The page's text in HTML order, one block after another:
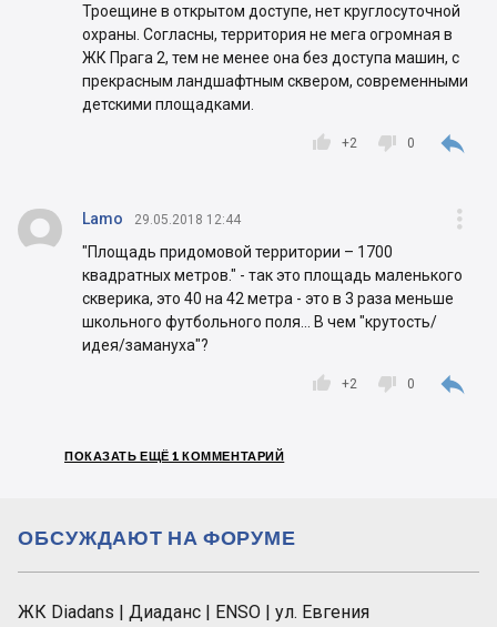
Троещине в открытом доступе, нет круглосуточной
охраны. Согласны, территория не мега огромная в
ЖК Прага 2, тем не менее она без доступа машин, с
прекрасным ландшафтным сквером, современными
детскими площадками.

 0
 +2
 Lamo 29.05.2018 12:44 
"Площадь придомовой территории – 1700
квадратных метров." - так это площадь маленького
скверика, это 40 на 42 метра - это в 3 раза меньше
школьного футбольного поля... В чем "крутость/
идея/замануха"?

 0
 +2
ПОКАЗАТЬ ЕЩЁ 1 КОММЕНТАРИЙ
ЖК Diadans | Диаданс | ENSO | ул. Евгения
ОБСУЖДАЮТ НА ФОРУМЕ